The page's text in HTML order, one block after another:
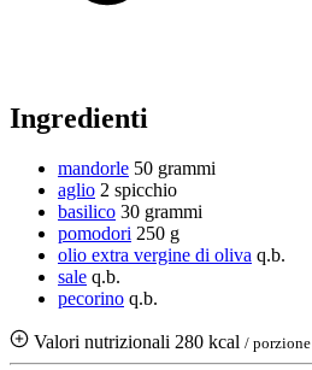
Ingredienti
mandorle 50 grammi
aglio 2 spicchio
basilico 30 grammi
pomodori 250 g
olio extra vergine di oliva q.b.
sale q.b.
pecorino q.b.
Valori nutrizionali 280 kcal / porzione